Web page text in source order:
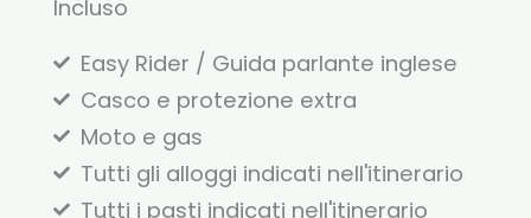
Incluso
Easy Rider / Guida parlante inglese
Casco e protezione extra
Moto e gas
Tutti gli alloggi indicati nell'itinerario
Tutti i pasti indicati nell'itinerario